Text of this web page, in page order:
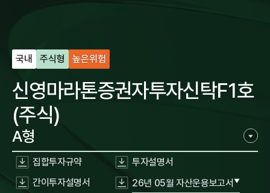
국내 주식형 높은위험
신영마라톤증권자투자신탁F1호
(주식)
A형
집합투자규약
투자설명서
간이투자설명서
26년 05월 자산운용보고서